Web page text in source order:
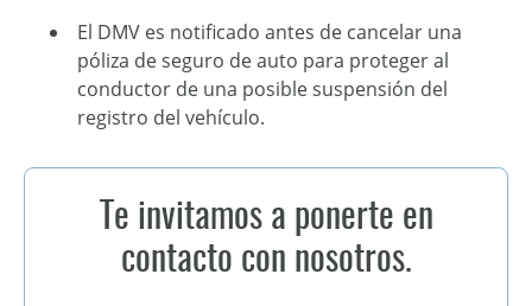
El DMV es notificado antes de cancelar una
póliza de seguro de auto para proteger al
conductor de una posible suspensión del
registro del vehículo.
Te invitamos a ponerte en
contacto con nosotros.